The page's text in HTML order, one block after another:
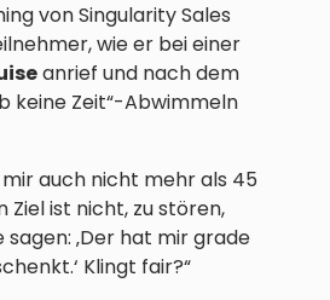
von Singularity Sales
wie er bei einer
anrief und nach dem
keine Zeit“-Abwimmeln
auch nicht mehr als 45
Ziel ist nicht, zu stören,
sagen: ‚Der hat mir grade
Klingt fair?“